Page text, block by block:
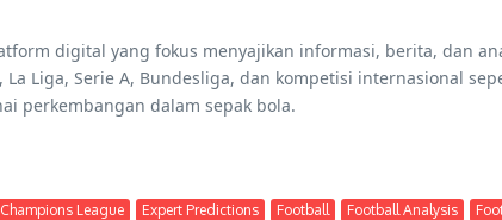
digital yang fokus menyajikan informasi, berita, dan
Liga, Serie A, Bundesliga, dan kompetisi internasional
perkembangan dalam sepak bola.
Champions League Expert Predictions Football Football Analysis